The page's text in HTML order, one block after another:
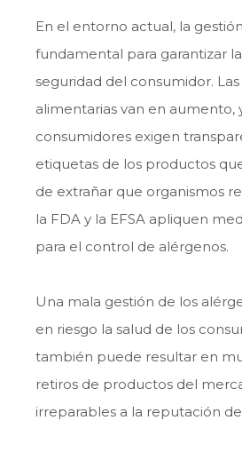
En el entorno actual, la
fundamental para garantizar
seguridad del consumidor.
alimentarias van en aumento,
consumidores exigen
etiquetas de los productos
de extrañar que organismos
la FDA y la EFSA apliquen
para el control de alérgenos.
Una mala gestión de los
en riesgo la salud de los
también puede resultar en
retiros de productos del
irreparables a la reputación